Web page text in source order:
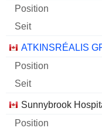
AIR CANADA
ATKINSRÉALIS
Sunnybrook